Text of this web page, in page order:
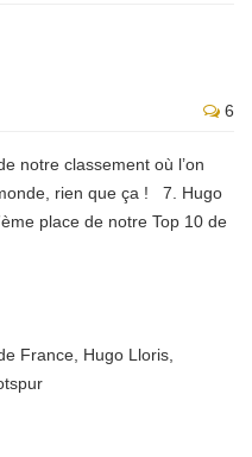
6
notre classement où l’on
rien que ça ! 7. Hugo
place de notre Top 10 de
France Hugo Lloris